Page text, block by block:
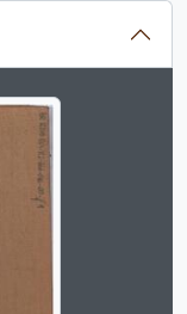
o título